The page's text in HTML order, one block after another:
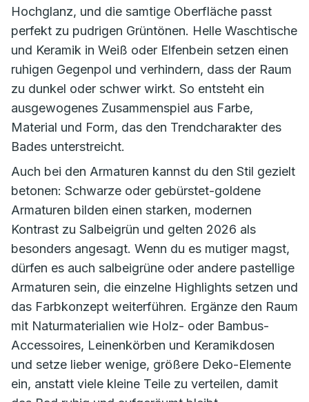
Hochglanz, und die samtige Oberfläche passt
perfekt zu pudrigen Grüntönen. Helle Waschtische
und Keramik in Weiß oder Elfenbein setzen einen
ruhigen Gegenpol und verhindern, dass der Raum
zu dunkel oder schwer wirkt. So entsteht ein
ausgewogenes Zusammenspiel aus Farbe,
Material und Form, das den Trendcharakter des
Bades unterstreicht.
Auch bei den Armaturen kannst du den Stil gezielt
betonen: Schwarze oder gebürstet-goldene
Armaturen bilden einen starken, modernen
Kontrast zu Salbeigrün und gelten 2026 als
besonders angesagt. Wenn du es mutiger magst,
dürfen es auch salbeigrüne oder andere pastellige
Armaturen sein, die einzelne Highlights setzen und
das Farbkonzept weiterführen. Ergänze den Raum
mit Naturmaterialien wie Holz- oder Bambus-
Accessoires, Leinenkörben und Keramikdosen
und setze lieber wenige, größere Deko-Elemente
ein, anstatt viele kleine Teile zu verteilen, damit